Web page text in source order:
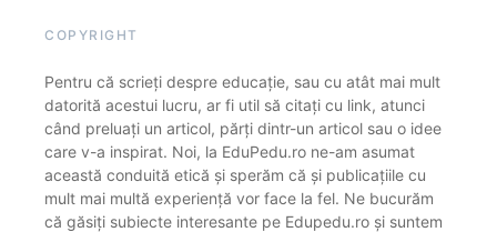
COPYRIGHT
Pentru că scrieți despre educație, sau cu atât mai mult
datorită acestui lucru, ar fi util să citați cu link, atunci
când preluați un articol, părți dintr-un articol sau o idee
care v-a inspirat. Noi, la EduPedu.ro ne-am asumat
această conduită etică și sperăm că și publicațiile cu
mult mai multă experiență vor face la fel. Ne bucurăm
că găsiți subiecte interesante pe Edupedu.ro și suntem